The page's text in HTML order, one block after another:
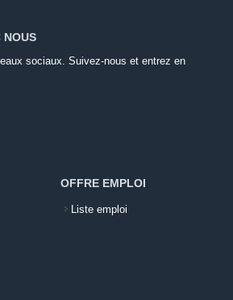
NOUS
sociaux. Suivez-nous et entrez en
OFFRE EMPLOI
Liste emploi